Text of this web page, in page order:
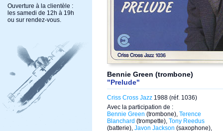
Ouverture à la clientèle :
les samedi de 12h à 19h
ou sur rendez-vous.
Bennie Green (trombone)
"Prelude"
Criss Cross Jazz 1988 (réf. 1036)
Avec la participation de :
Bennie Green (trombone), Terence
Blanchard (trompette), Tony Reedus
(batterie), Javon Jackson (saxophone),